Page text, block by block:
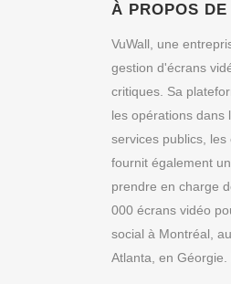
À PROPOS
VuWall, une
gestion d'écrans
critiques. Sa
les opérations dans
services publics,
fournit également
prendre en charge
000 écrans vidéo
social à Montréal,
Atlanta, en